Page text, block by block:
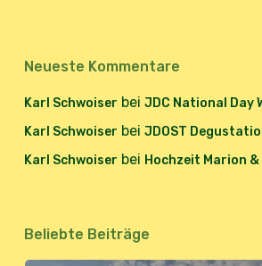
Neueste Kommentare
Karl Schwoiser bei JDC National Day
Karl Schwoiser bei JDOST
Karl Schwoiser bei Hochzeit Marion
Beliebte Beiträge